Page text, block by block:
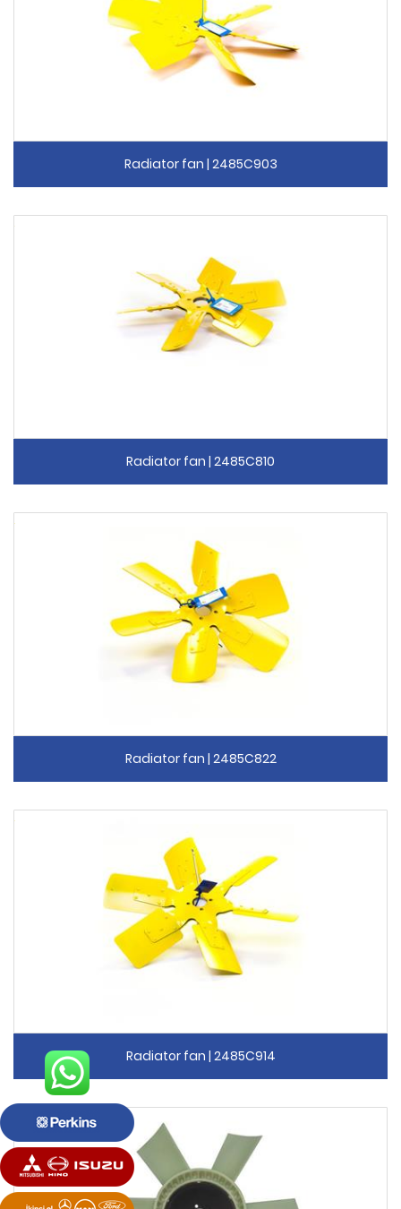
Radiator fan | 2485C903
Radiator fan | 2485C810
Radiator fan | 2485C822
Radiator fan | 2485C914